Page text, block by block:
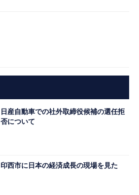
日産自動車での社外取締役候補の選任拒
否について
印西市に日本の経済成長の現場を見た